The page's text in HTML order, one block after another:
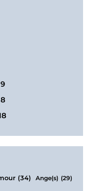
(34) Ange(s) (29)